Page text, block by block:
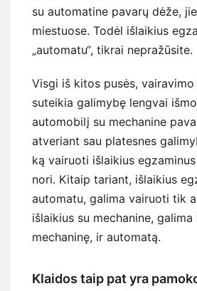
su automatine pavarų dėže,
miestuose. Todėl išlaikius
„automatu“, tikrai nepražūsite.
Visgi iš kitos pusės,
suteikia galimybę lengvai
automobilį su mechanine
atveriant sau platesnes
ką vairuoti išlaikius
nori. Kitaip tariant, išlaikius
automatu, galima vairuoti tik
išlaikius su mechanine,
mechaninę, ir automatą.
Klaidos taip pat yra